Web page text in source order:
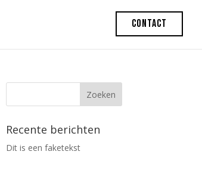
CONTACT
Recente berichten
Dit is een faketekst